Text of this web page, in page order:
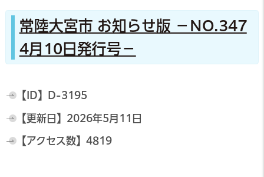
常陸大宮市 お知らせ版 －NO.347
4月10日発行号－
【ID】 D-3195
【更新日】 2026年5月11日
【アクセス数】 4819